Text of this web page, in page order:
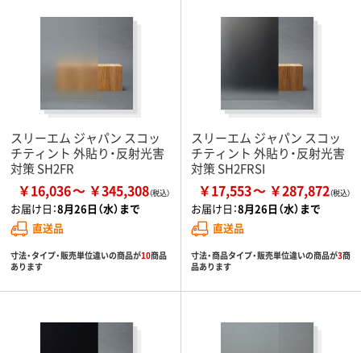
スリーエム ジャパン スコッ
チティント 外貼り・反射光害
対策 SH2FR
￥16,036 ￥345,308
お届け日：8月26日（水）まで
直送品
寸法・タイプ・販売単位違いの商品が10商品
あります
スリーエム ジャパン スコッ
チティント 外貼り・反射光害
対策 SH2FRSI
￥17,553 ￥287,872
お届け日：8月26日（水）まで
直送品
寸法・商品タイプ・販売単位違いの商品が3商
品あります